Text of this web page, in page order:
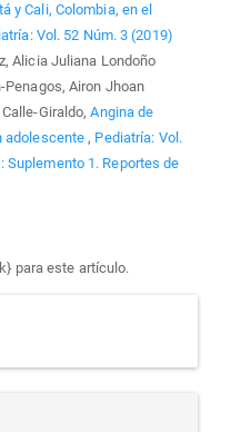
y Cali, Colombia, en el
Vol. 52 Núm. 3 (2019)
Alicia Juliana Londoño
Penagos, Airon Jhoan
Calle-Giraldo,Angina de
adolescente, Pediatría: Vol.
Suplemento 1. Reportes de
para este artículo.